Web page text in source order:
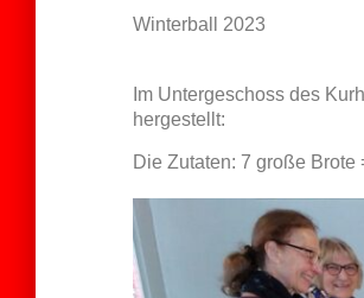
Winterball 2023
Im Untergeschoss des
hergestellt:
Die Zutaten: 7 große